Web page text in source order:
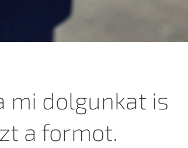
mi dolgunkat is
a formot.